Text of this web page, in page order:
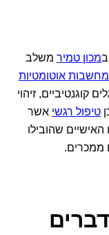
במכון טמיר משלב
מחשבות אוטומטיות
קוגנטיביים, זיהוי
טיפול רגשי אשר
שהובילו
ממכרים.